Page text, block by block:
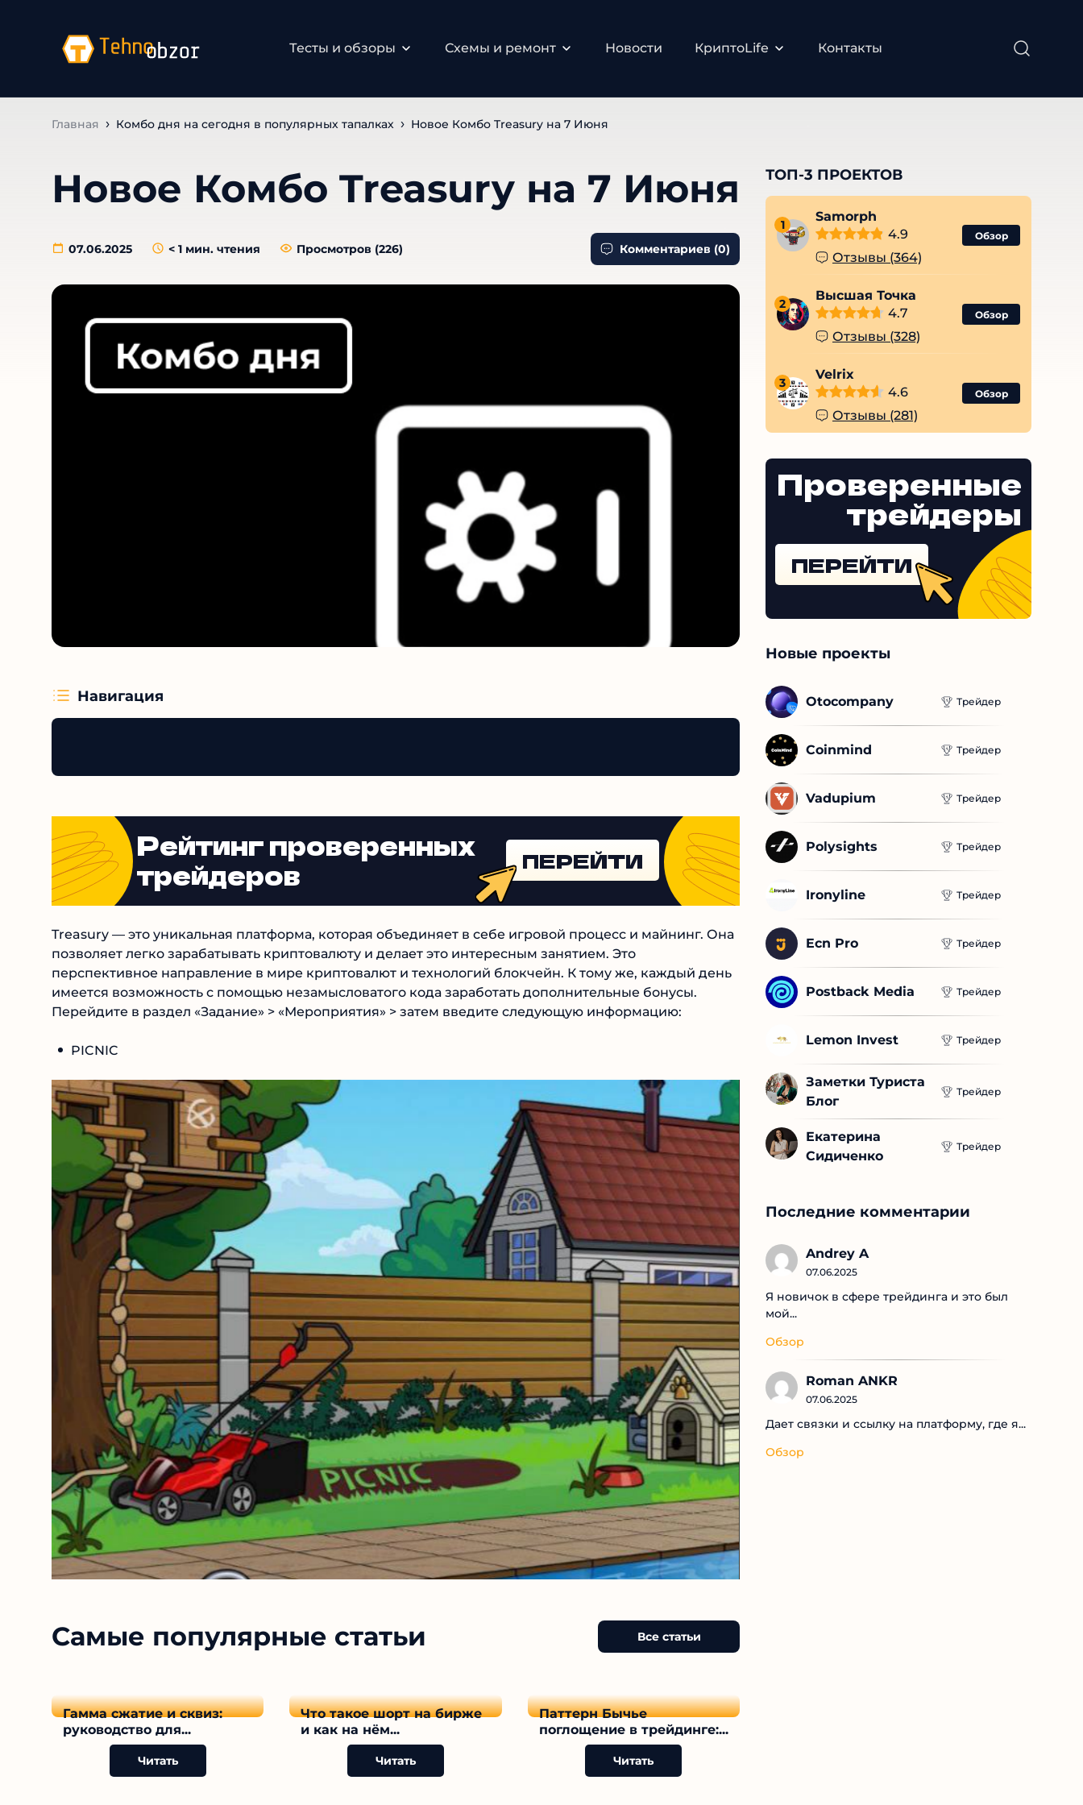
Тесты и обзоры Схемы и ремонт Новости КриптоLife Контакты
Главная Комбо дня на сегодня в популярных тапалках Новое Комбо Treasury на 7 Июня
Новое Комбо Treasury на 7 Июня
07.06.2025 < 1 мин. чтения Просмотров (226) Комментариев (0)
Навигация
Рейтинг проверенных
трейдеров
ПЕРЕЙТИ
Treasury — это уникальная платформа, которая объединяет в себе игровой процесс и майнинг. Она
позволяет легко зарабатывать криптовалюту и делает это интересным занятием. Это
перспективное направление в мире криптовалют и технологий блокчейн. К тому же, каждый день
имеется возможность с помощью незамысловатого кода заработать дополнительные бонусы.
Перейдите в раздел «Задание» > «Мероприятия» > затем введите следующую информацию:
PICNIC
Самые популярные статьи Все статьи
Гамма сжатие и сквиз:
руководство для...
Читать
Что такое шорт на бирже
и как на нём...
Читать
Паттерн Бычье
поглощение в трейдинге:...
Читать
ТОП-3 ПРОЕКТОВ
1
Samorph
4.9
Отзывы (364)
Обзор
2
Высшая Точка
4.7
Отзывы (328)
Обзор
3
Velrix
4.6
Отзывы (281)
Обзор
Проверенные
трейдеры
ПЕРЕЙТИ
Новые проекты
Otocompany Трейдер
Coinmind Трейдер
Vadupium Трейдер
Polysights Трейдер
Ironyline Трейдер
Ecn Pro Трейдер
Postback Media Трейдер
Lemon Invest Трейдер
Заметки Туриста
Блог
Трейдер
Екатерина
Сидиченко
Трейдер
Последние комментарии
Andrey A
07.06.2025
Я новичок в сфере трейдинга и это был
мой...
Обзор
Roman ANKR
07.06.2025
Дает связки и ссылку на платформу, где я...
Обзор